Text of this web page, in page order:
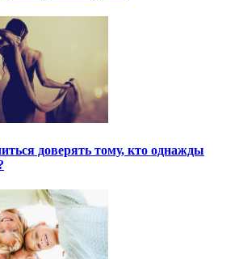
доверять тому, кто однажды